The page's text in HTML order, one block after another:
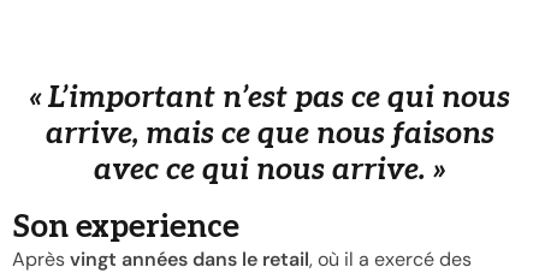
« L’important n’est pas ce qui nous
arrive, mais ce que nous faisons
avec ce qui nous arrive. »
Son experience
Aprèsvingt années dans le retail, où il a exercé des